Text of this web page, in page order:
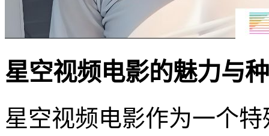
星空视频电影的魅力与
星空视频电影作为一个